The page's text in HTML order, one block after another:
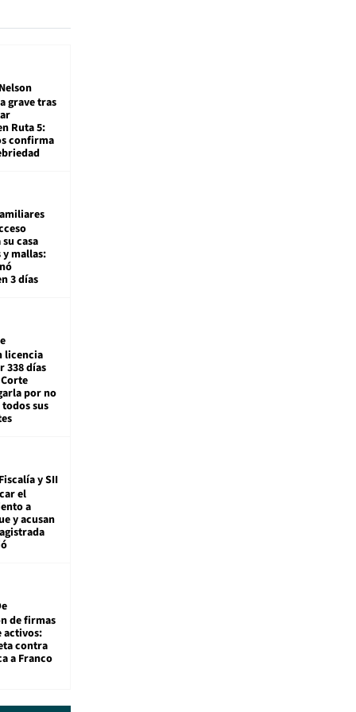
Nelson
grave tras
Ruta 5:
confirma
casa
mallas:
3 días
licencia
338 días
por no
sus
Fiscalía y SII
el
a
y acusan
de firmas
activos:
contra
a Franco